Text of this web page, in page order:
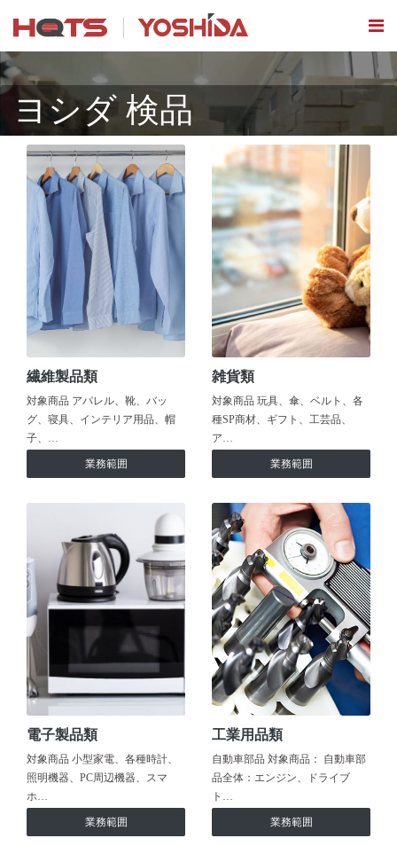
ヨシダ 検品
繊維製品類
対象商品 アパレル、靴、バッ
グ、寝具、インテリア用品、帽
子、…
業務範囲
雑貨類
対象商品 玩具、傘、ベルト、各
種SP商材、ギフト、工芸品、
ア…
業務範囲
電子製品類
対象商品 小型家電、各種時計、
照明機器、PC周辺機器、スマ
ホ…
業務範囲
工業用品類
自動車部品 対象商品： 自動車部
品全体：エンジン、ドライブ
ト…
業務範囲